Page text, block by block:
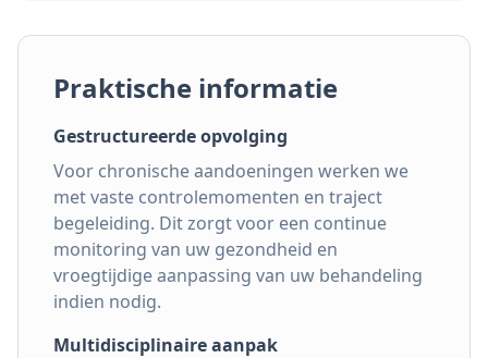
Praktische informatie
Gestructureerde opvolging
Voor chronische aandoeningen werken we
met vaste controlemomenten en traject
begeleiding. Dit zorgt voor een continue
monitoring van uw gezondheid en
vroegtijdige aanpassing van uw behandeling
indien nodig.
Multidisciplinaire aanpak